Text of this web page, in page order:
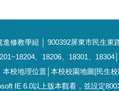
修教學組 │ 900392屏東市民生
、18206、18301、
本校地理位置 │本校校園地圖[民生校
IE 6.0以上版本觀看，並設定